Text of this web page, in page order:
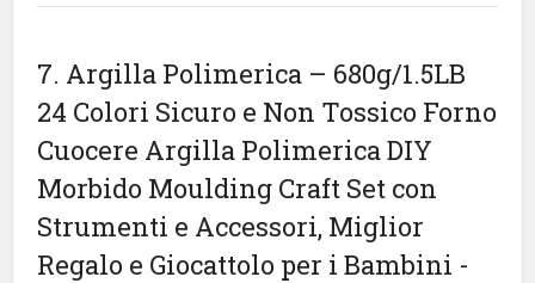
7. Argilla Polimerica – 680g/1.5LB
24 Colori Sicuro e Non Tossico Forno
Cuocere Argilla Polimerica DIY
Morbido Moulding Craft Set con
Strumenti e Accessori, Miglior
Regalo e Giocattolo per i Bambini -